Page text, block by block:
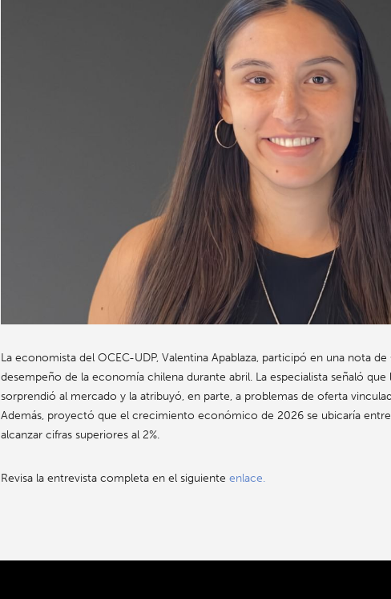
La economista del OCEC-UDP, Valentina Apablaza, participó en una nota
desempeño de la economía chilena durante abril. La especialista señaló que
sorprendió al mercado y la atribuyó, en parte, a problemas de oferta
Además, proyectó que el crecimiento económico de 2026 se ubicaría entre
alcanzar cifras superiores al 2%.
Revisa la entrevista completa en el siguiente enlace.